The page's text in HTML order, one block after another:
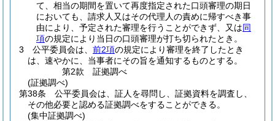
て、相当の期間を置いて再度指定された口頭審理の期日
においても、請求人又はその代理人の責めに帰すべき事
由により、予定された審理を行うことができず、又は同
項の規定により当日の口頭審理が打ち切られたとき。
3
公平委員会は、 前2項の規定により審理を終了したとき
は、速やかに、当事者にその旨を通知するものとする。
第2款
証拠調べ
(証拠調べ)
第38条
公平委員会は、証人を尋問し、証拠資料を調査し、
その他必要と認める証拠調べをすることができる。
(集中証拠調べ)